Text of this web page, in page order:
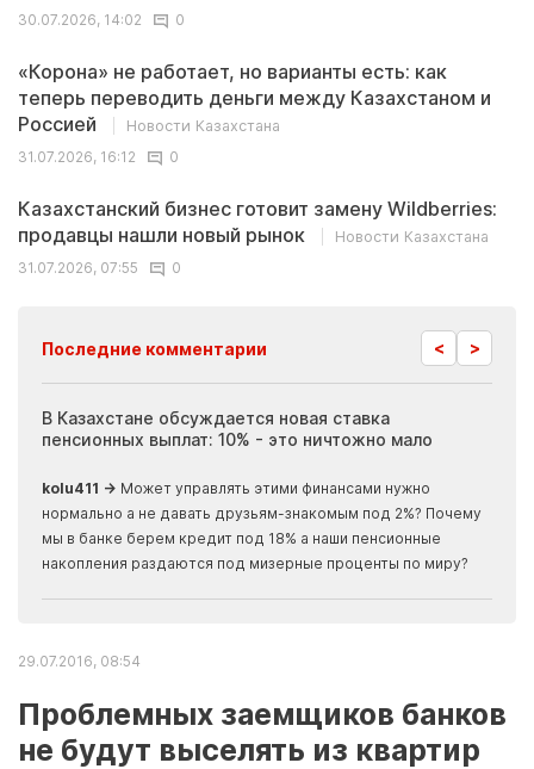
30.07.2026, 14:02
0
«Корона» не работает, но варианты есть: как
теперь переводить деньги между Казахстаном и
Россией
Новости Казахстана
31.07.2026, 16:12
0
Казахстанский бизнес готовит замену Wildberries:
продавцы нашли новый рынок
Новости Казахстана
31.07.2026, 07:55
0
Последние комментарии < >
В Казахстане обсуждается новая ставка
пенсионных выплат: 10% - это ничтожно мало
kolu411 → Может управлять этими финансами нужно
нормально а не давать друзьям-знакомым под 2%? Почему
мы в банке берем кредит под 18% а наши пенсионные
накопления раздаются под мизерные проценты по миру?
29.07.2016, 08:54
Проблемных заемщиков банков
не будут выселять из квартир